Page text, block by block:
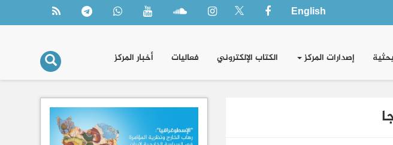
English
إصدارات المركز الكتاب الإلكتروني فعاليات أخبار المركز